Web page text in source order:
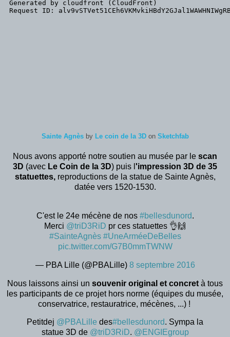
Sainte Agnèsby Le coin de la 3Don Sketchfab
Nous avons apporté notre soutien au musée par le scan
3D (avec Le Coin de la 3D) puis l 'impression 3D de 35
statuettes, reproductions de la statue de Sainte Agnès,
datée vers 1520-1530.
C'est le 24e mécène de nos #bellesdunord.
Merci @triD3RiD pr ces statuettes 👌🙌
#SainteAgnès #UneArméeDeBelles
pic.twitter.com/G7B0mmTWNW
— PBA Lille (@PBALille) 8 septembre 2016
Nous laissons ainsi un souvenir original et concret à tous
les participants de ce projet hors norme (équipes du musée,
conservatrice, restauratrice, mécènes, ...) !
Petitdej @PBALille des#bellesdunord. Sympa la
statue 3D de @triD3RiD. @ENGIEgroup